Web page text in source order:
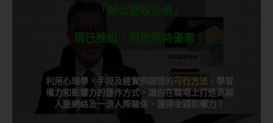
「辦公室政治術」
現已推出！現做限時優惠！
利用心理學，手段及經實例驗證的可行方法，學習
權力和影響力的運作方式，讓你在職場上打造高端
人脈網絡及一流人際關係，獲得金錢和權力！